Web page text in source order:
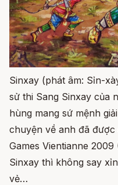
Sinxay (phát âm: Sỉn-
sử thi Sang Sinxay của
hùng mang sứ mệnh
chuyện về anh đã được
Games Vientianne
Sinxay thì không say
vẻ…